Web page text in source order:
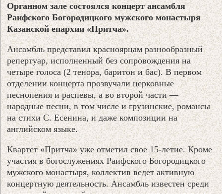
Органном зале состоялся концерт ансамбля
Раифского Богородицкого мужского монастыря
Казанской епархии «Притча».
Ансамбль представил красноярцам разнообразный
репертуар, исполненный без сопровождения на
четыре голоса (2 тенора, баритон и бас). В первом
отделении концерта прозвучали церковные
песнопения и распевы, а во второй части —
народные песни, в том числе и грузинские, романсы
на стихи С. Есенина, и даже композиции на
английском языке.
Квартет «Притча» уже отметил свое 15-летие. Кроме
участия в богослужениях Раифского Богородицкого
мужского монастыря, коллектив ведет активную
концертную деятельность. Ансамбль известен среди